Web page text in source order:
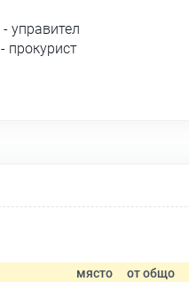
- управител
- прокурист
място от общо